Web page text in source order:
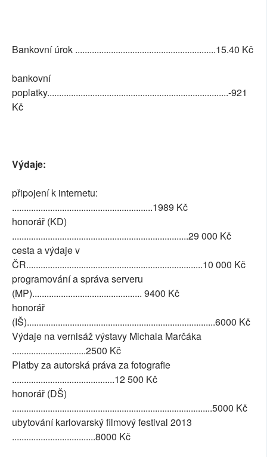
Bankovní úrok ...........................................................15.40 Kč
bankovní
poplatky............................................................................-921
Kč
Výdaje:
připojení k internetu:
...........................................................1989 Kč
honorář (KD)
..........................................................................29 000 Kč
cesta a výdaje v
ČR..........................................................................10 000 Kč
programování a správa serveru
(MP).............................................. 9400 Kč
honorář
(IŠ)...............................................................................6000 Kč
Výdaje na vernisáž výstavy Michala Marčáka
...............................2500 Kč
Platby za autorská práva za fotografie
...........................................12 500 Kč
honorář (DŠ)
....................................................................................5000 Kč
ubytování karlovarský filmový festival 2013
...................................8000 Kč